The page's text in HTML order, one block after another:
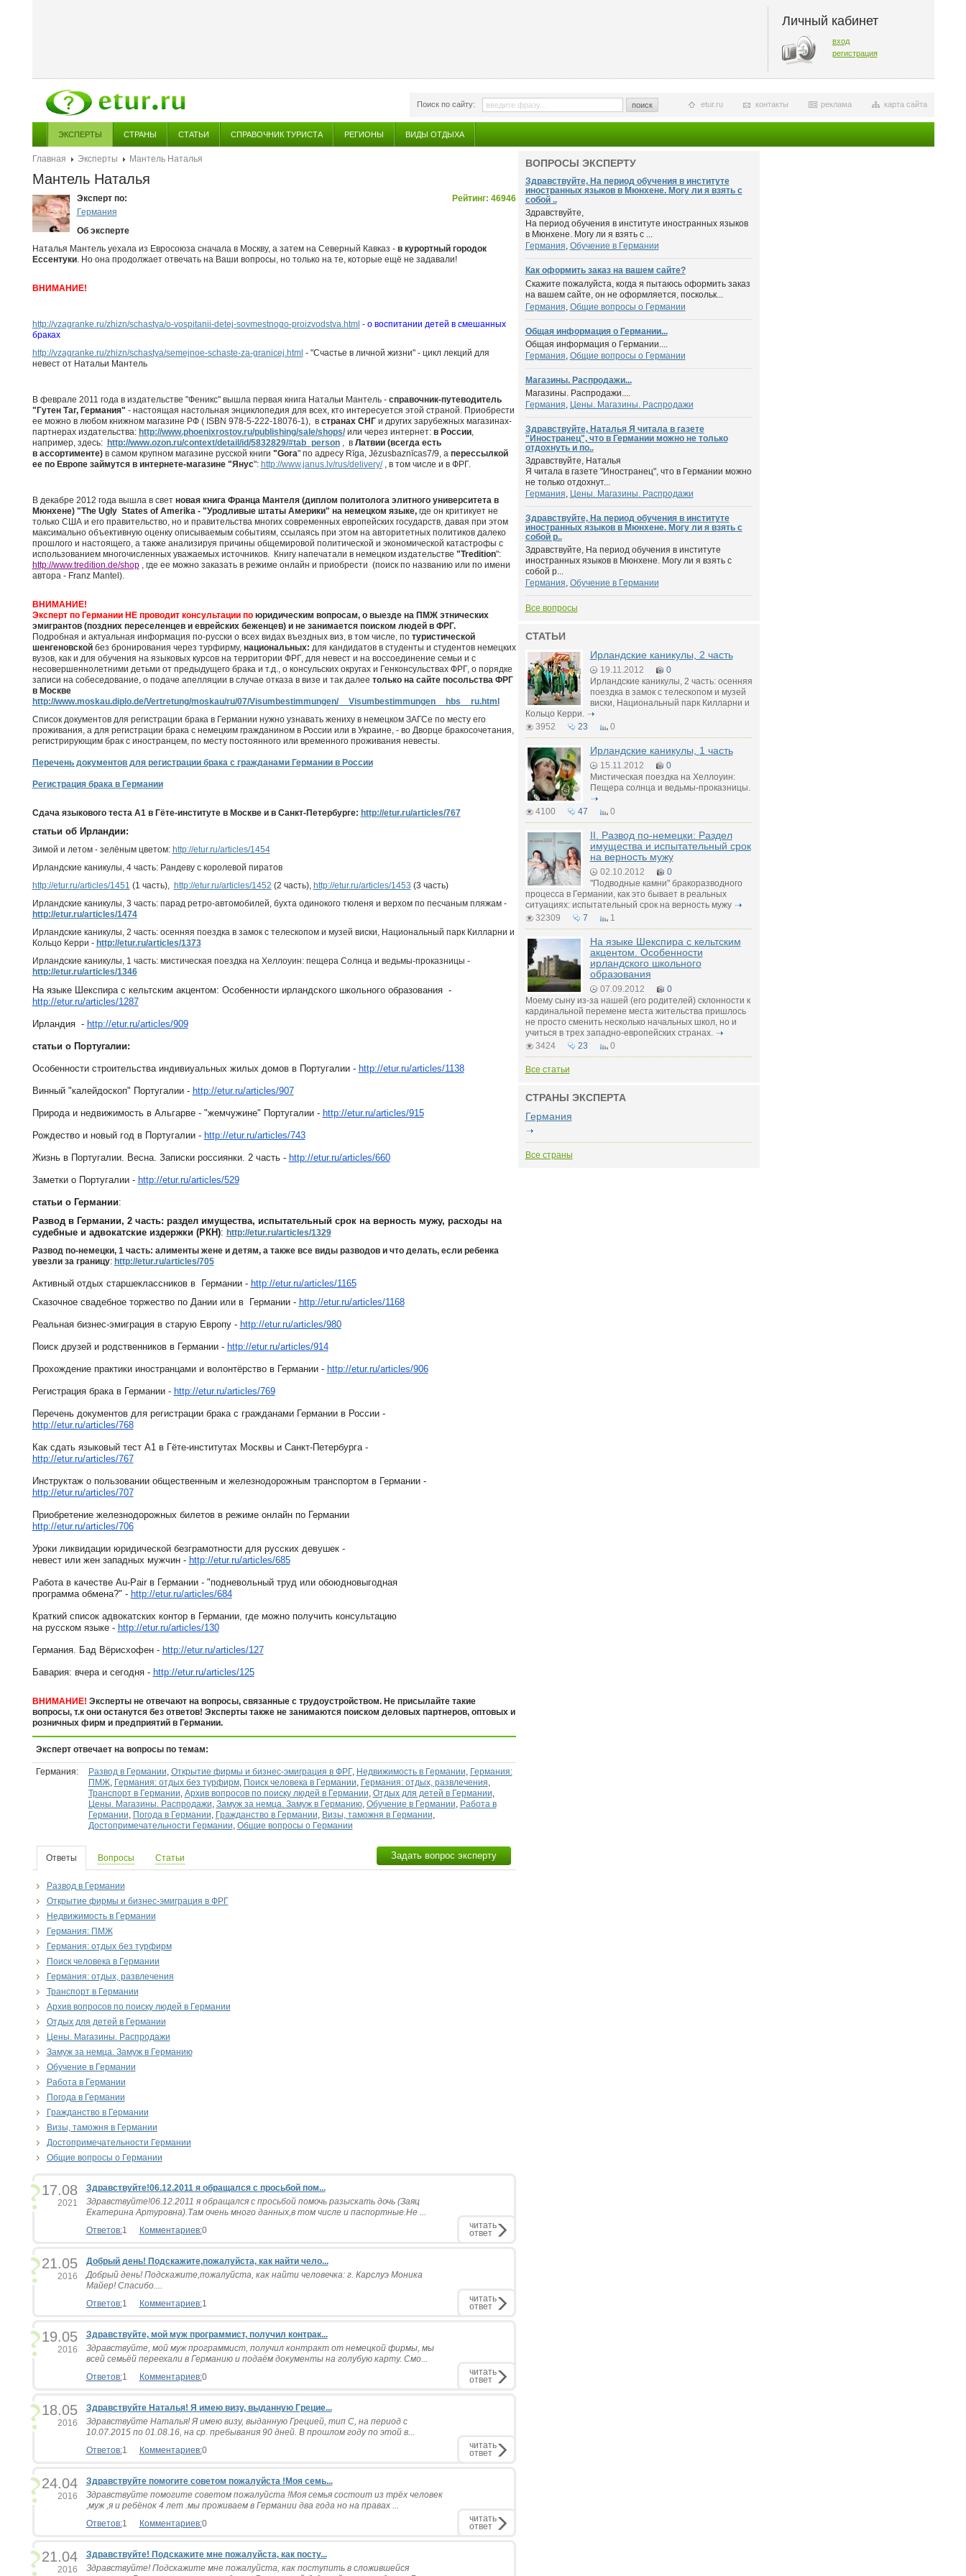
Личный кабинет
вход
регистрация
Поиск по сайту: поиск карта сайта
реклама
контакты
etur.ru
ЭКСПЕРТЫ СТРАНЫ СТАТЬИ СПРАВОЧНИК ТУРИСТА РЕГИОНЫ ВИДЫ ОТДЫХА
Главная Эксперты Мантель Наталья
Мантель Наталья
Рейтинг: 46946
Эксперт по:
Германия
Об эксперте
Наталья Мантель уехала из Евросоюза сначала в Москву, а затем на Северный Кавказ - в курортный городок
Ессентуки. Но она продолжает отвечать на Ваши вопросы, но только на те, которые ещё не задавали!
ВНИМАНИЕ!
http://vzagranke.ru/zhizn/schastya/o-vospitanii-detej-sovmestnogo-proizvodstva.html - о воспитании детей в смешанных
браках
http://vzagranke.ru/zhizn/schastya/semejnoe-schaste-za-granicej.html - "Счастье в личной жизни" - цикл лекций для
невест от Натальи Мантель
В феврале 2011 года в издательстве "Феникс" вышла первая книга Натальи Мантель - справочник-путеводитель
"Гутен Таг, Германия" - настоящая настольная энциклопедия для всех, кто интересуется этой страной. Приобрести
ее можно в любом книжном магазине РФ ( ISBN 978-5-222-18076-1), в странах СНГ и других зарубежных магазинах-
партнерах издательства: http://www.phoenixrostov.ru/publishing/sale/shops/или через интернет: в России,
например, здесь: http://www.ozon.ru/context/detail/id/5832829/#tab_person, в Латвии (всегда есть
в ассортименте) в самом крупном магазине русской книги "Gora" по адресу Rīga, Jēzusbaznīcas7/9, а перессылкой
ее по Европе займутся в интернете-магазине "Янус": http://www.janus.lv/rus/delivery/, в том числе и в ФРГ.
В декабре 2012 года вышла в светновая книга Франца Мантеля (диплом политолога элитного университета в
Мюнхене) "The Ugly States of Amerika - "Уродливые штаты Америки" на немецком языке, где он критикует не
только США и его правительство, но и правительства многих современных европейских государств, давая при этом
максимально объективную оценку описываемым событиям, ссылаясь при этом на авторитетных политиков далеко
прошлого и настоящего, а также анализируя причины общемировой политической и экономической катастрофы с
использованием многочисленных уважаемых источников. Книгу напечатали в немецком издательстве "Tredition":
http://www.tredition.de/shop, где ее можно заказать в режиме онлайн и приобрести (поиск по названию или по имени
автора - Franz Mantel).
ВНИМАНИЕ!
Эксперт по Германии НЕ проводит консультации поюридическим вопросам, о выезде на ПМЖ этнических
эмигрантов (поздних переселенцев и еврейских беженцев) и не занимается поиском людей в ФРГ.
Подробная и актуальная информация по-русски о всех видах въездных виз, в том числе, потуристической
шенгеновской без бронирования через турфирму, национальных: для кандидатов в студенты и студентов немецких
вузов, как и для обучения на языковых курсов на территории ФРГ, для невест и на воссоединение семьи и с
несовершеннолетними детьми от предыдущего брака и т.д., о консульских округах и Генконсульствах ФРГ, о порядке
записи на собеседование, о подаче апелляции в случае отказа в визе и так далее только на сайте посольства ФРГ
в Москве
http://www.moskau.diplo.de/Vertretung/moskau/ru/07/Visumbestimmungen/__Visumbestimmungen__hbs__ru.html
Список документов для регистрации брака в Германии нужно узнавать жениху в немецком ЗАГСе по месту его
проживания, а для регистрации брака с немецким гражданином в России или в Украине, - во Дворце бракосочетания,
регистрирующим брак с иностранцем, по месту постоянного или временного проживания невесты.
Перечень документов для регистрации брака с гражданами Германии в России
Регистрация брака в Германии
Сдача языкового теста А1 в Гёте-институте в Москве и в Санкт-Петербурге: http://etur.ru/articles/767
статьи об Ирландии:
Зимой и летом - зелёным цветом: http://etur.ru/articles/1454
Ирландские каникулы, 4 часть: Рандеву с королевой пиратов
http://etur.ru/articles/1451 (1 часть), http://etur.ru/articles/1452 (2 часть), http://etur.ru/articles/1453 (3 часть)
Ирландские каникулы, 3 часть: парад ретро-автомобилей, бухта одинокого тюленя и верхом по песчаным пляжам -
http://etur.ru/articles/1474
Ирландские каникулы, 2 часть: осенняя поездка в замок с телескопом и музей виски, Национальный парк Килларни и
Кольцо Керри - http://etur.ru/articles/1373
Ирландские каникулы, 1 часть: мистическая поездка на Хеллоуин: пещера Солнца и ведьмы-проказницы -
http://etur.ru/articles/1346
На языке Шекспира с кельтским акцентом: Особенности ирландского школьного образования -
http://etur.ru/articles/1287
Ирландия - http://etur.ru/articles/909
статьи о Португалии:
Особенности строительства индивиуальных жилых домов в Португалии - http://etur.ru/articles/1138
Винный "калейдоскоп" Португалии - http://etur.ru/articles/907
Природа и недвижимость в Альгарве - "жемчужине" Португалии - http://etur.ru/articles/915
Рождество и новый год в Португалии - http://etur.ru/articles/743
Жизнь в Португалии. Весна. Записки россиянки. 2 часть - http://etur.ru/articles/660
Заметки о Португалии - http://etur.ru/articles/529
статьи о Германии:
Развод в Германии, 2 часть: раздел имущества, испытательный срок на верность мужу, расходы на
судебные и адвокатские издержки (РКН): http://etur.ru/articles/1329
Развод по-немецки, 1 часть: алименты жене и детям, а также все виды разводов и что делать, если ребенка
увезли за границу: http://etur.ru/articles/705
Активный отдых старшеклассников в Германии - http://etur.ru/articles/1165
Сказочное свадебное торжество по Дании или в Германии - http://etur.ru/articles/1168
Реальная бизнес-эмиграция в старую Европу - http://etur.ru/articles/980
Поиск друзей и родственников в Германии - http://etur.ru/articles/914
Прохождение практики иностранцами и волонтёрство в Германии - http://etur.ru/articles/906
Регистрация брака в Германии - http://etur.ru/articles/769
Перечень документов для регистрации брака с гражданами Германии в России -
http://etur.ru/articles/768
Как сдать языковый тест А1 в Гёте-институтах Москвы и Санкт-Петербурга -
http://etur.ru/articles/767
Инструктаж о пользовании общественным и железнодорожным транспортом в Германии -
http://etur.ru/articles/707
Приобретение железнодорожных билетов в режиме онлайн по Германии
http://etur.ru/articles/706
Уроки ликвидации юридической безграмотности для русских девушек -
невест или жен западных мужчин - http://etur.ru/articles/685
Работа в качестве Au-Pair в Германии - "подневольный труд или обоюдновыгодная
программа обмена?" - http://etur.ru/articles/684
Краткий список адвокатских контор в Германии, где можно получить консультацию
на русском языке - http://etur.ru/articles/130
Германия. Бад Вёрисхофен - http://etur.ru/articles/127
Бавария: вчера и сегодня - http://etur.ru/articles/125
ВНИМАНИЕ! Эксперты не отвечают на вопросы, связанные с трудоустройством. Не присылайте такие
вопросы, т.к они останутся без ответов! Эксперты также не занимаются поиском деловых партнеров, оптовых и
розничных фирм и предприятий в Германии.
Эксперт отвечает на вопросы по темам:
Германия: Развод в Германии, Открытие фирмы и бизнес-эмиграция в ФРГ, Недвижимость в Германии, Германия:
ПМЖ, Германия: отдых без турфирм, Поиск человека в Германии, Германия: отдых, развлечения,
Транспорт в Германии, Архив вопросов по поиску людей в Германии, Отдых для детей в Германии,
Цены. Магазины. Распродажи, Замуж за немца. Замуж в Германию, Обучение в Германии, Работа в
Германии, Погода в Германии, Гражданство в Германии, Визы, таможня в Германии,
Достопримечательности Германии, Общие вопросы о Германии
Ответы Вопросы Статьи Задать вопрос эксперту
Развод в Германии
Открытие фирмы и бизнес-эмиграция в ФРГ
Недвижимость в Германии
Германия: ПМЖ
Германия: отдых без турфирм
Поиск человека в Германии
Германия: отдых, развлечения
Транспорт в Германии
Архив вопросов по поиску людей в Германии
Отдых для детей в Германии
Цены. Магазины. Распродажи
Замуж за немца. Замуж в Германию
Обучение в Германии
Работа в Германии
Погода в Германии
Гражданство в Германии
Визы, таможня в Германии
Достопримечательности Германии
Общие вопросы о Германии
17.08
2021
Здравствуйте!06.12.2011 я обращался с просьбой пом...
Здравствуйте!06.12.2011 я обращался с просьбой помочь разыскать дочь (Заяц
Екатерина Артуровна).Там очень много данных,в том числе и паспортные.Не ...
Ответов:1 Комментариев:0 читать
ответ
21.05
2016
Добрый день! Подскажите,пожалуйста, как найти чело...
Добрый день! Подскажите,пожалуйста, как найти человечка: г. Карслуэ Моника
Майер! Спасибо....
Ответов:1 Комментариев:1 читать
ответ
19.05
2016
Здравствуйте, мой муж программист, получил контрак...
Здравствуйте, мой муж программист, получил контракт от немецкой фирмы, мы
всей семьёй переехали в Германию и подаём документы на голубую карту. Смо...
Ответов:1 Комментариев:0 читать
ответ
18.05
2016
Здравствуйте Наталья! Я имею визу, выданную Грецие...
Здравствуйте Наталья! Я имею визу, выданную Грецией, тип С, на период с
10.07.2015 по 01.08.16, на ср. пребывания 90 дней. В прошлом году по этой в...
Ответов:1 Комментариев:0 читать
ответ
24.04
2016
Здравствуйте помогите советом пожалуйста !Моя семь...
Здравствуйте помогите советом пожалуйста !Моя семья состоит из трёх человек
,муж ,я и ребёнок 4 лет .мы проживаем в Германии два года но на правах ...
Ответов:1 Комментариев:0 читать
ответ
21.04
2016
Здравствуйте! Подскажите мне пожалуйста, как посту...
Здравствуйте! Подскажите мне пожалуйста, как поступить в сложившейся
ВОПРОСЫ ЭКСПЕРТУ
Здравствуйте, На период обучения в институте
иностранных языков в Мюнхене. Могу ли я взять с
собой ..
Здравствуйте,
На период обучения в институте иностранных языков
в Мюнхене. Могу ли я взять с ...
Германия, Обучение в Германии
Как оформить заказ на вашем сайте?
Скажите пожалуйста, когда я пытаюсь оформить заказ
на вашем сайте, он не оформляется, поскольк...
Германия, Общие вопросы о Германии
Общая информация о Германии...
Общая информация о Германии....
Германия, Общие вопросы о Германии
Магазины. Распродажи...
Магазины. Распродажи....
Германия, Цены. Магазины. Распродажи
Здравствуйте, Наталья Я читала в газете
"Иностранец", что в Германии можно не только
отдохнуть и по..
Здравствуйте, Наталья
Я читала в газете "Иностранец", что в Германии можно
не только отдохнут...
Германия, Цены. Магазины. Распродажи
Здравствуйте, На период обучения в институте
иностранных языков в Мюнхене. Могу ли я взять с
собой р..
Здравствуйте, На период обучения в институте
иностранных языков в Мюнхене. Могу ли я взять с
собой р...
Германия, Обучение в Германии
Все вопросы
СТАТЬИ
Ирландские каникулы, 2 часть
19.11.2012
0
Ирландские каникулы, 2 часть: осенняя
поездка в замок с телескопом и музей
виски, Национальный парк Килларни и
Кольцо Керри.
3952
23 0
Ирландские каникулы, 1 часть
15.11.2012
0
Мистическая поездка на Хеллоуин:
Пещера солнца и ведьмы-проказницы.
4100 47 0
II. Развод по-немецки: Раздел
имущества и испытательный срок
на верность мужу
02.10.2012
0
"Подводные камни" бракоразводного
процесса в Германии, как это бывает в реальных
ситуациях: испытательный срок на верность мужу
32309
7 1
На языке Шекспира с кельтским
акцентом. Особенности
ирландского школьного
образования
07.09.2012
0
Моему сыну из-за нашей (его родителей) склонности к
кардинальной перемене места жительства пришлось
не просто сменить несколько начальных школ, но и
учиться в трех западно-европейских странах.
3424
23 0
Все статьи
СТРАНЫ ЭКСПЕРТА
Германия
Все страны